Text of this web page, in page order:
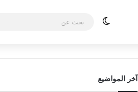
الوضع المظلم
آخر المواضيع